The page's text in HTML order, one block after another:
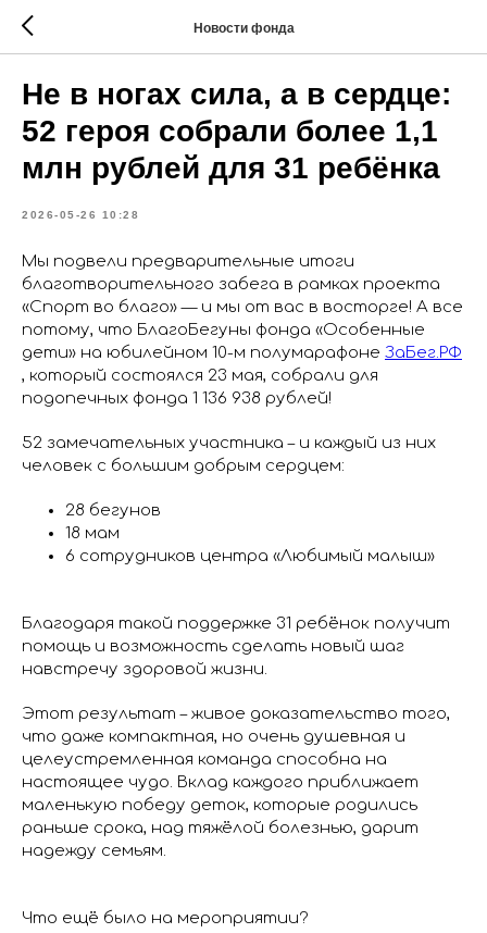
Новости фонда
Не в ногах сила, а в сердце:
52 героя собрали более 1,1
млн рублей для 31 ребёнка
2026-05-26 10:28
Мы подвели предварительные итоги
благотворительного забега в рамках проекта
«Спорт во благо» — и мы от вас в восторге! А все
потому, что БлагоБегуны фонда «Особенные
дети» на юбилейном 10-м полумарафоне ЗаБег.РФ
, который состоялся 23 мая, собрали для
подопечных фонда 1 136 938 рублей!
52 замечательных участника – и каждый из них
человек с большим добрым сердцем:
28 бегунов
18 мам
6 сотрудников центра «Любимый малыш»
Благодаря такой поддержке 31 ребёнок получит
помощь и возможность сделать новый шаг
навстречу здоровой жизни.
Этот результат – живое доказательство того,
что даже компактная, но очень душевная и
целеустремленная команда способна на
настоящее чудо. Вклад каждого приближает
маленькую победу деток, которые родились
раньше срока, над тяжёлой болезнью, дарит
надежду семьям.
Что ещё было на мероприятии?